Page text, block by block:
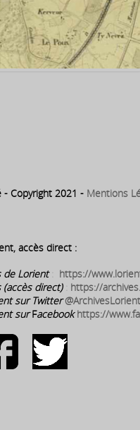
Copyright 2021 - Mentions
accès direct :
de Lorient
https://
(accès direct): https://
sur Twitter @ArchivesLorient
sur Facebook https://